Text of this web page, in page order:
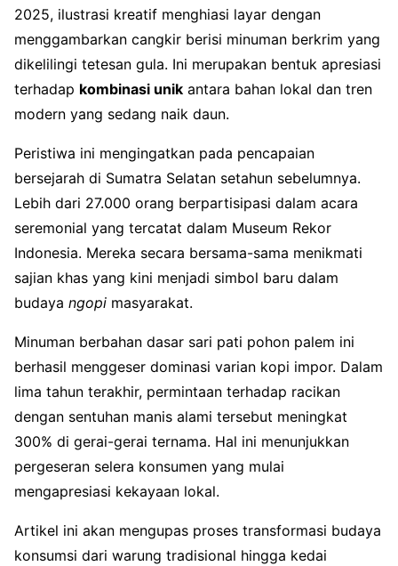
2025, ilustrasi kreatif menghiasi layar dengan
menggambarkan cangkir berisi minuman berkrim yang
dikelilingi tetesan gula. Ini merupakan bentuk apresiasi
terhadap kombinasi unik antara bahan lokal dan tren
modern yang sedang naik daun.
Peristiwa ini mengingatkan pada pencapaian
bersejarah di Sumatra Selatan setahun sebelumnya.
Lebih dari 27.000 orang berpartisipasi dalam acara
seremonial yang tercatat dalam Museum Rekor
Indonesia. Mereka secara bersama-sama menikmati
sajian khas yang kini menjadi simbol baru dalam
budaya ngopi masyarakat.
Minuman berbahan dasar sari pati pohon palem ini
berhasil menggeser dominasi varian kopi impor. Dalam
lima tahun terakhir, permintaan terhadap racikan
dengan sentuhan manis alami tersebut meningkat
300% di gerai-gerai ternama. Hal ini menunjukkan
pergeseran selera konsumen yang mulai
mengapresiasi kekayaan lokal.
Artikel ini akan mengupas proses transformasi budaya
konsumsi dari warung tradisional hingga kedai